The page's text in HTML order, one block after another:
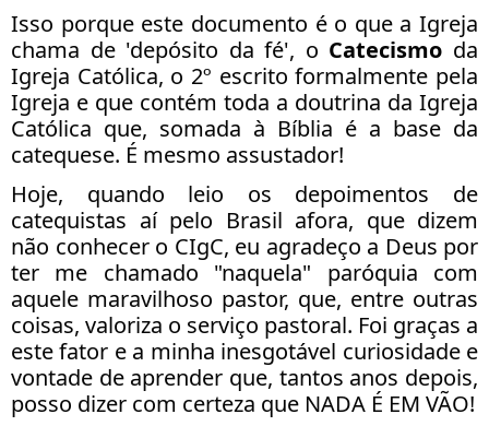
Isso porque este documento é o que a Igreja
chama de 'depósito da fé', o Catecismo da
Igreja Católica, o 2º escrito formalmente pela
Igreja e que contém toda a doutrina da Igreja
Católica que, somada à Bíblia é a base da
catequese. É mesmo assustador!
Hoje, quando leio os depoimentos de
catequistas aí pelo Brasil afora, que dizem
não conhecer o CIgC, eu agradeço a Deus por
ter me chamado "naquela" paróquia com
aquele maravilhoso pastor, que, entre outras
coisas, valoriza o serviço pastoral. Foi graças a
este fator e a minha inesgotável curiosidade e
vontade de aprender que, tantos anos depois,
posso dizer com certeza que NADA É EM VÃO!